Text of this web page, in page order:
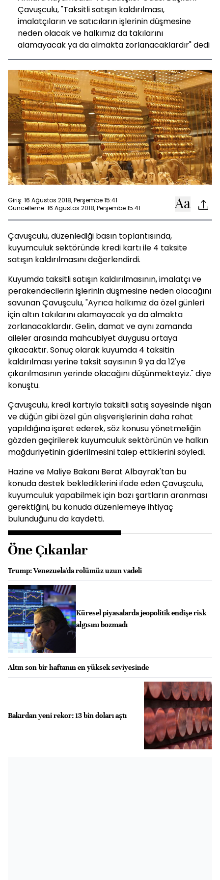
Çavuşculu, "Taksitli satışın kaldırılması,
imalatçıların ve satıcıların işlerinin düşmesine
neden olacak ve halkımız da takılarını
alamayacak ya da almakta zorlanacaklardır" dedi
Giriş: 16 Ağustos 2018, Perşembe 15:41
Güncelleme: 16 Ağustos 2018, Perşembe 15:41
Çavuşculu, düzenlediği basın toplantısında,
kuyumculuk sektöründe kredi kartı ile 4 taksite
satışın kaldırılmasını değerlendirdi.
Kuyumda taksitli satışın kaldırılmasının, imalatçı ve
perakendecilerin işlerinin düşmesine neden olacağını
savunan Çavuşculu, "Ayrıca halkımız da özel günleri
için altın takılarını alamayacak ya da almakta
zorlanacaklardır. Gelin, damat ve aynı zamanda
aileler arasında mahcubiyet duygusu ortaya
çıkacaktır. Sonuç olarak kuyumda 4 taksitin
kaldırılması yerine taksit sayısının 9 ya da 12'ye
çıkarılmasının yerinde olacağını düşünmekteyiz." diye
konuştu.
Çavuşculu, kredi kartıyla taksitli satış sayesinde nişan
ve düğün gibi özel gün alışverişlerinin daha rahat
yapıldığına işaret ederek, söz konusu yönetmeliğin
gözden geçirilerek kuyumculuk sektörünün ve halkın
mağduriyetinin giderilmesini talep ettiklerini söyledi.
Hazine ve Maliye Bakanı Berat Albayrak'tan bu
konuda destek beklediklerini ifade eden Çavuşculu,
kuyumculuk yapabilmek için bazı şartların aranması
gerektiğini, bu konuda düzenlemeye ihtiyaç
bulunduğunu da kaydetti.
Öne Çıkanlar
Trump: Venezuela'da rolümüz uzun vadeli
Küresel piyasalarda jeopolitik endişe risk
algısını bozmadı
Altın son bir haftanın en yüksek seviyesinde
Bakırdan yeni rekor: 13 bin doları aştı